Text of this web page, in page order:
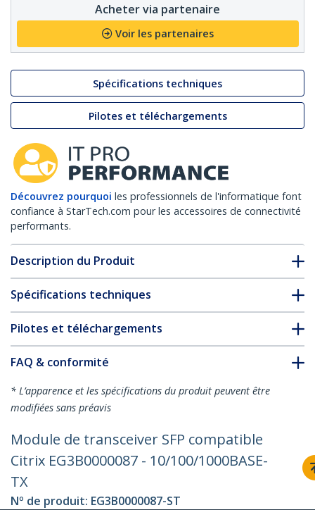
Acheter via partenaire
Voir les partenaires
Spécifications techniques
Pilotes et téléchargements
Découvrez pourquoi les professionnels de l'informatique font
confiance à StarTech.com pour les accessoires de connectivité
performants.
Description du Produit
Spécifications techniques
Pilotes et téléchargements
FAQ & conformité
* L’apparence et les spécifications du produit peuvent être
modifiées sans préavis
Module de transceiver SFP compatible
Citrix EG3B0000087 - 10/100/1000BASE-
TX
Nº de produit: EG3B0000087-ST